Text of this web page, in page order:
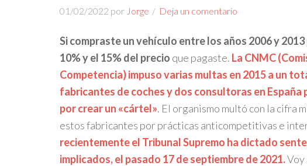
01/02/2022 por Jorge Deja un comentario
Si compraste un vehículo entre los años 2006 y
10% y el 15% del precio que pagaste. La CNMC
Competencia) impuso varias multas en 2015 a un
fabricantes de coches y dos consultoras en España
por crear un «cártel». El organismo multó con la cifra
estos fabricantes por prácticas anticompetitivas e
recientemente el Tribunal Supremo ha dictado
implicados, el pasado 17 de septiembre de 2021.